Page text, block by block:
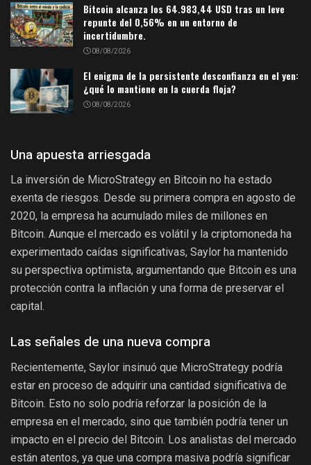
Bitcoin alcanza los 64.983,44 USD tras un leve
repunte del 0,56% en un entorno de
incertidumbre.
08/08/2026
El enigma de la persistente desconfianza en el yen:
¿qué lo mantiene en la cuerda floja?
08/08/2026
Una apuesta arriesgada
La inversión de MicroStrategy en Bitcoin no ha estado
exenta de riesgos. Desde su primera compra en agosto de
2020, la empresa ha acumulado miles de millones en
Bitcoin. Aunque el mercado es volátil y la criptomoneda ha
experimentado caídas significativas, Saylor ha mantenido
su perspectiva optimista, argumentando que Bitcoin es una
protección contra la inflación y una forma de preservar el
capital.
Las señales de una nueva compra
Recientemente, Saylor insinuó que MicroStrategy podría
estar en proceso de adquirir una cantidad significativa de
Bitcoin. Esto no solo podría reforzar la posición de la
empresa en el mercado, sino que también podría tener un
impacto en el precio del Bitcoin. Los analistas del mercado
están atentos, ya que una compra masiva podría significar